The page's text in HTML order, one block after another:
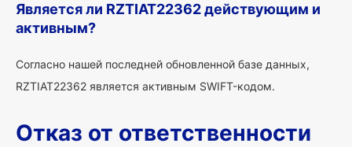
Является ли RZTIAT22362 действующим и
активным?
Согласно нашей последней обновленной базе данных,
RZTIAT22362 является активным SWIFT-кодом.
Отказ от ответственности